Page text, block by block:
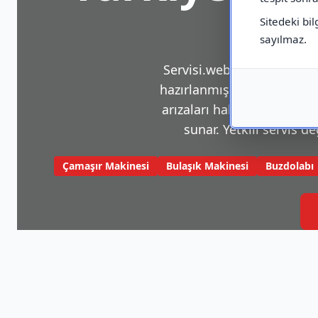
Sitedeki
sayılmaz.
Servisi.web.tr, beyaz
hazırlanmış bir
arızaları hakkında sık
sunar. Yetkili servis
Çamaşır Makinesi Bulaşık Makinesi Buzdolabı